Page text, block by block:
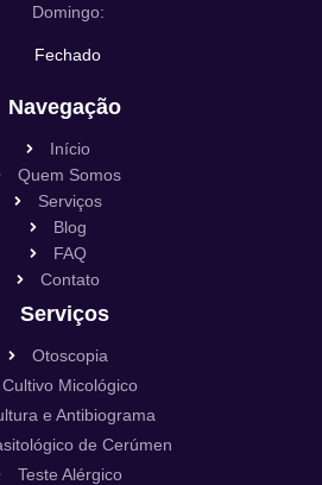
Domingo:
Fechado
Navegação
Início
Quem Somos
Serviços
Blog
FAQ
Contato
Serviços
Otoscopia
Cultivo Micológico
e Antibiograma
de Cerúmen
Teste Alérgico